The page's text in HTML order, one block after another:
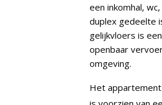
een inkomhal,
duplex gedeelte
gelijkvloers is
openbaar
omgeving.
Het